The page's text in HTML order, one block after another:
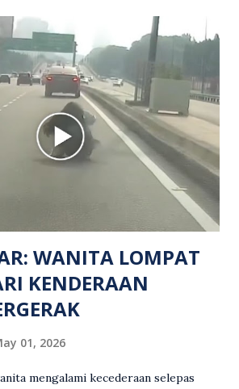
Seorang mangsa disahkan
kejadian akibat terkena tembakan,
mangsa mengalami kecederaan.
seorang lagi individu cedera
belum dikenal pasti selepas dibawa
kenalannya. Polis kini sedang giat
yang masih bebas bagi membantu
mengikut Seksyen 302 Kanun
Orang ramai yang mempunyai
WANITA LOMPAT
KENDERAAN
01, 2026
mengalami kecederaan selepas